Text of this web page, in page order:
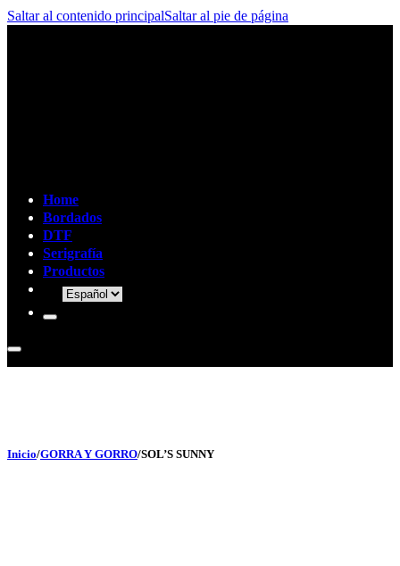
Saltar al contenido principalSaltar al pie de página
Home
Bordados
DTF
Serigrafía
Productos
Inicio/GORRA Y GORRO/SOL’S SUNNY